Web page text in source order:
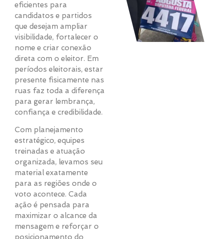
eficientes para
candidatos e partidos
que desejam ampliar
visibilidade, fortalecer o
nome e criar conexão
direta com o eleitor. Em
períodos eleitorais, estar
presente fisicamente nas
ruas faz toda a diferença
para gerar lembrança,
confiança e credibilidade.
Com planejamento
estratégico, equipes
treinadas e atuação
organizada, levamos seu
material exatamente
para as regiões onde o
voto acontece. Cada
ação é pensada para
maximizar o alcance da
mensagem e reforçar o
posicionamento do